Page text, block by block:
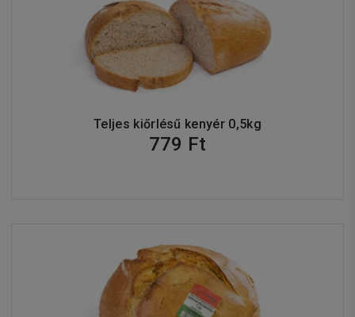
Teljes kiőrlésű kenyér 0,5kg
779 Ft